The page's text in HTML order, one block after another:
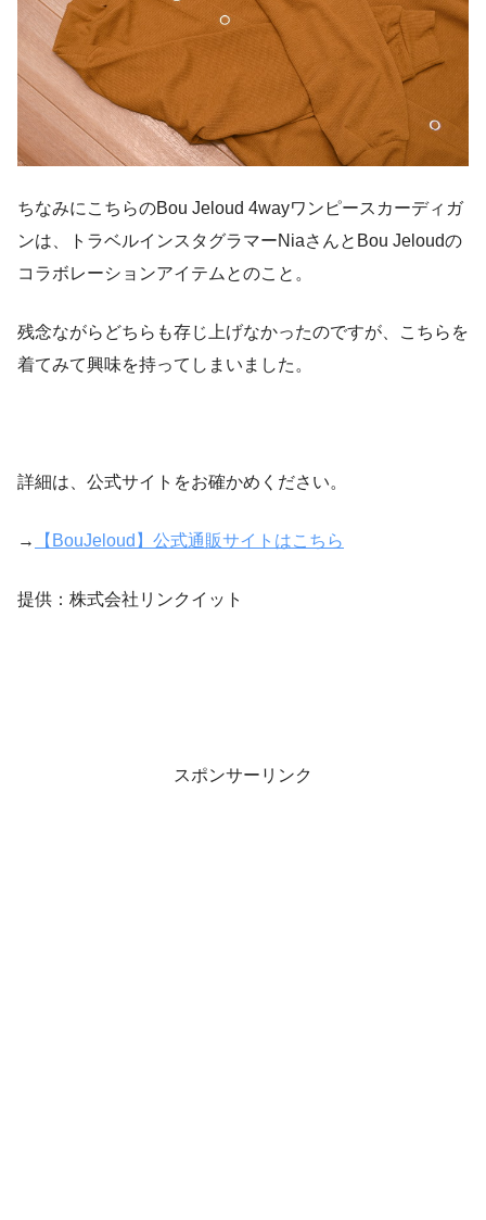
ちなみにこちらのBou Jeloud 4wayワンピースカーディガ
ンは、トラベルインスタグラマーNiaさんとBou Jeloudの
コラボレーションアイテムとのこと。
残念ながらどちらも存じ上げなかったのですが、こちらを
着てみて興味を持ってしまいました。
詳細は、公式サイトをお確かめください。
→ 【BouJeloud】公式通販サイトはこちら
提供：株式会社リンクイット
スポンサーリンク